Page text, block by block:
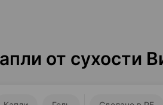
от сухости